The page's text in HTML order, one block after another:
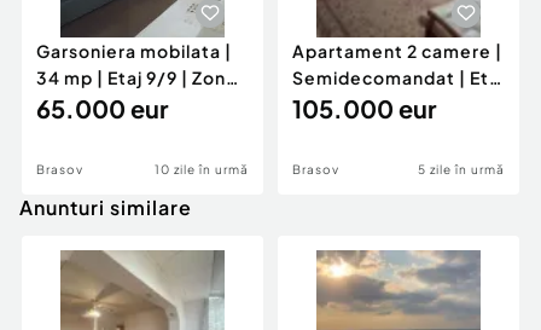
Garsoniera mobilata |
34 mp | Etaj 9/9 | Zona
Astra
65.000 eur
Brasov 10 zile în urmă
Apartament 2 camere |
Semidecomandat | Etaj
1/4 | Centrul Civic
105.000 eur
Brasov 5 zile în urmă
Anunturi similare